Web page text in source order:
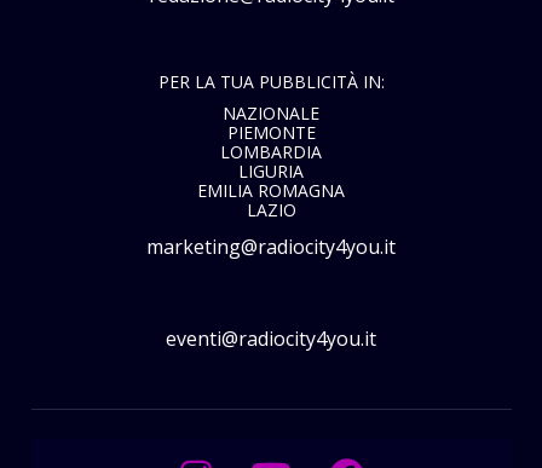
PER LA TUA PUBBLICITÀ IN:
NAZIONALE
PIEMONTE
LOMBARDIA
LIGURIA
EMILIA ROMAGNA
LAZIO
marketing@radiocity4you.it
eventi@radiocity4you.it